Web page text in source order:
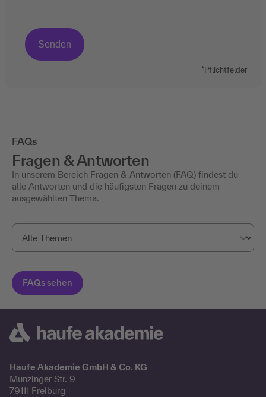
*Pflichtfelder
FAQs
Fragen & Antworten
In unserem Bereich Fragen & Antworten (FAQ) findest du
alle Antworten und die häufigsten Fragen zu deinem
ausgewählten Thema.
Haufe Akademie GmbH & Co. KG
Munzinger Str. 9
79111 Freiburg